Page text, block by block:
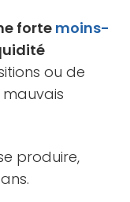
fortemoins-
ou de
produire,